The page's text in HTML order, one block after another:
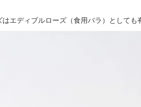
エディブルローズ（食用バラ）としても